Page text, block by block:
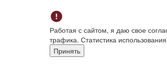
Работая с сайтом, я даю свое
трафика. Статистика
Принять